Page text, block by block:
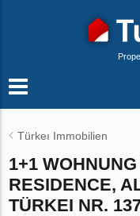
Türkeı Immobilien
1+1
RESIDENCE,
TÜRKEI NR.